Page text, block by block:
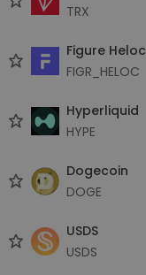
TRX
Figure Heloc
FIGR_HELOC
Hyperliquid
HYPE
Dogecoin
DOGE
USDS
USDS